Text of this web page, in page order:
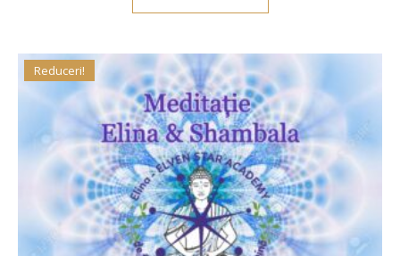
Reduceri!